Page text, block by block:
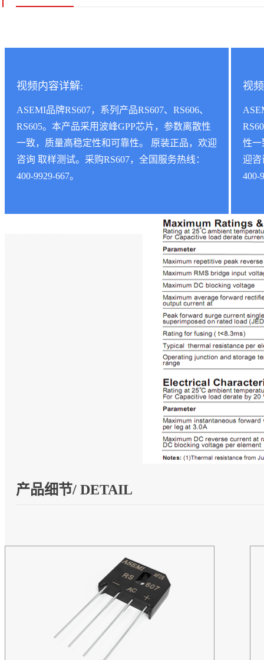
视频内容详解:
ASEMI品牌RS607，系列产品RS607、RS606、
RS605。本产品采用波峰GPP芯片，参数离散性
一致，质量高稳定性和可靠性。 原装正品，欢迎
咨询 取样测试。采购RS607，全国服务热线：
400-9929-667。
视
性一
迎咨
400-
产品细节/ DETAIL